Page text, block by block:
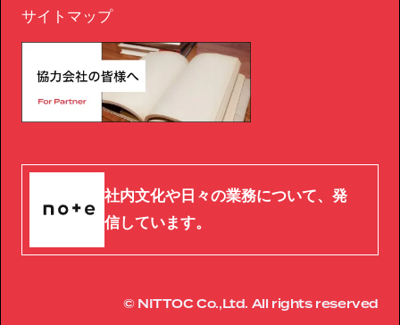
サイトマップ
社内文化や日々の業務について、発
信しています。
© NITTOC Co.,Ltd. All rights reserved